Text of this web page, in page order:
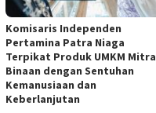
Komisaris Independen
Pertamina Patra Niaga
Terpikat Produk UMKM Mitra
Binaan dengan Sentuhan
Kemanusiaan dan
Keberlanjutan